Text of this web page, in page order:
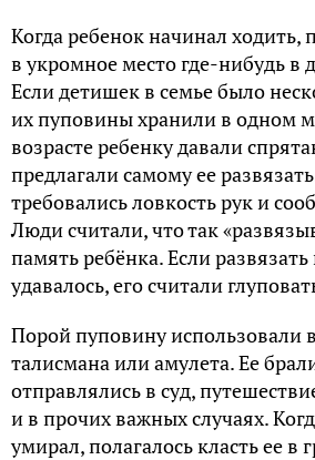
Когда ребенок начинал ходить,
в укромное место где-нибудь в
Если детишек в семье было
их пуповины хранили в одном
возрасте ребенку давали
предлагали самому ее
требовались ловкость рук и
Люди считали, что так
память ребёнка. Если
удавалось, его считали
Порой пуповину использовали
талисмана или амулета. Ее
отправлялись в суд,
и в прочих важных случаях.
умирал, полагалось класть ее в